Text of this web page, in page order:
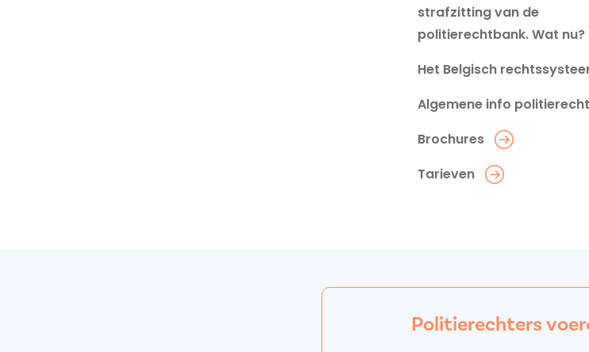
strafzitting van de
politierechtbank. Wat nu?
Het Belgisch
Algemene info
Brochures
Tarieven
Politierechters